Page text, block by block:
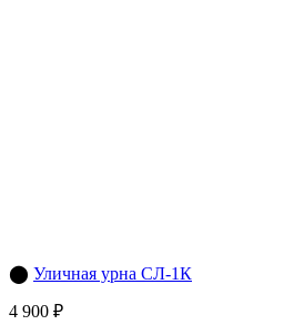
⬤ Уличная урна СЛ-1К
4 900 ₽